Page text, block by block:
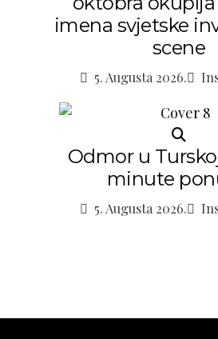
imena svjetske
scene
5. Augusta 2026.
Odmor u
minute
5. Augusta 2026.